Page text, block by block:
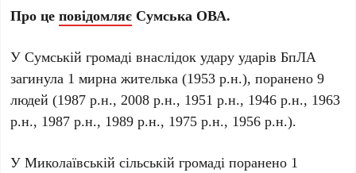
Про цеповідомляє Сумська ОВА.
У Сумській громаді внаслідок удару ударів БпЛА
загинула 1 мирна жителька (1953 р.н.), поранено 9
людей (1987 р.н., 2008 р.н., 1951 р.н., 1946 р.н., 1963
р.н., 1987 р.н., 1989 р.н., 1975 р.н., 1956 р.н.).
У Миколаївській сільській громаді поранено 1